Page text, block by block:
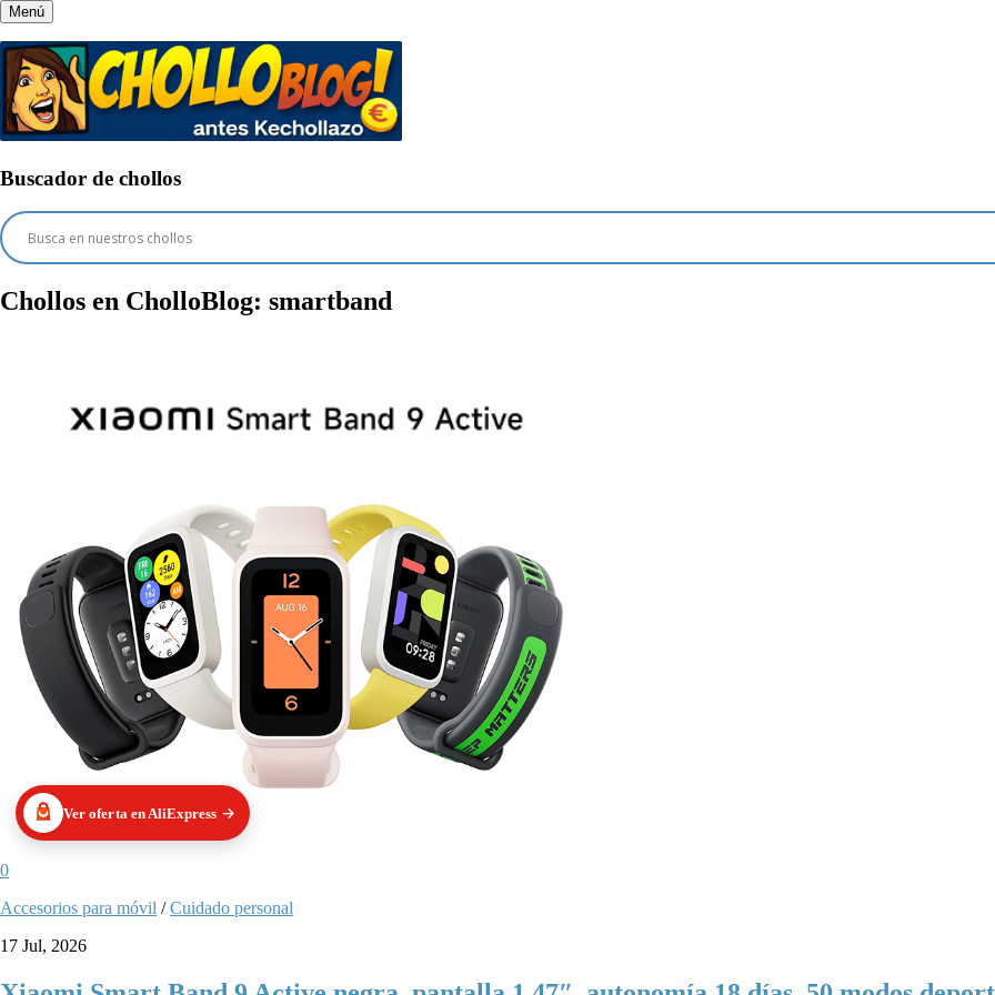
Menú
Buscador de chollos
Chollos en CholloBlog: smartband
Ver oferta en AliExpress
0
Accesorios para móvil /Cuidado personal
17 Jul, 2026